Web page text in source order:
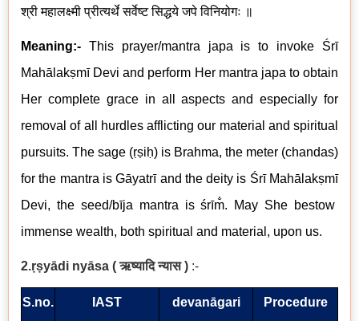
श्री महालक्ष्मी प्रीत्यर्थे सर्वेष्ट सिद्धये जपे विनियोगः ॥
Meaning:- This prayer/mantra japa is to invoke Śrī
MahālakṣmīDeviand perform Her mantra japa to obtain
Her complete grace in all aspects and especially for
removal of all hurdles afflicting our material and spiritual
pursuits. The sage (ṛṣiḥ) is Brahma, the meter (chandas)
for the mantra is Gāyatrī and the deity is Śrī Mahālakṣmī
Devi, the seed/bīja mantra isśrīm̐. May She bestow
immense wealth, both spiritual and material, upon us.
2.ṛṣyādi nyāsa (ऋष्यादि न्यास) :-
S.no. IAST devanāgari Procedure